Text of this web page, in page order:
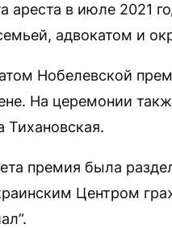
ареста в июле 2021
адвокатом и
Нобелевской
На церемонии
Тихановская.
премия была
Центром